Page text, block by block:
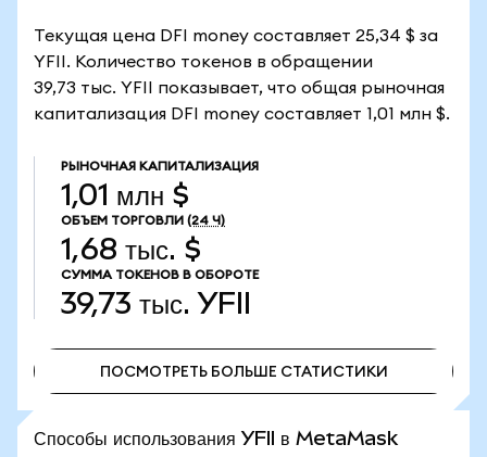
Текущая цена DFI money составляет 25,34 $ за
YFII. Количество токенов в обращении
39,73 тыс. YFII показывает, что общая рыночная
капитализация DFI money составляет 1,01 млн $.
РЫНОЧНАЯ КАПИТАЛИЗАЦИЯ
1,01 млн $
ОБЪЕМ ТОРГОВЛИ (24 Ч)
1,68 тыс. $
СУММА ТОКЕНОВ В ОБОРОТЕ
39,73 тыс. YFII
ПОСМОТРЕТЬ БОЛЬШЕ СТАТИСТИКИ
Способы использования YFII в MetaMask